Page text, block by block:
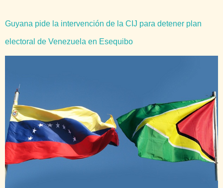
Guyana pide la intervención de la CIJ para detener plan
electoral de Venezuela en Esequibo